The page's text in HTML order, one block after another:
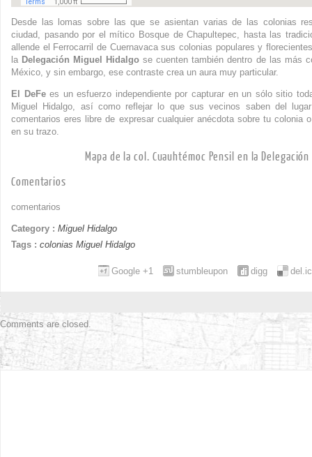
Desde las lomas sobre las que se asientan varias de las colonias
ciudad, pasando por el mítico Bosque de Chapultepec, hasta las
allende el Ferrocarril de Cuernavaca sus colonias populares y
la Delegación Miguel Hidalgo se cuenten también dentro de las más
México, y sin embargo, ese contraste crea un aura muy particular.
El DeFees un esfuerzo independiente por capturar en un sólo sitio
Miguel Hidalgo, así como reflejar lo que sus vecinos saben del
comentarios eres libre de expresar cualquier anécdota sobre tu colonia
en su trazo.
Mapa de la col. Cuauhtémoc Pensil en la
Comentarios
comentarios
Category : Miguel Hidalgo
Tags : colonias Miguel Hidalgo
digg
stumbleupon
Google +1
Comments are closed.